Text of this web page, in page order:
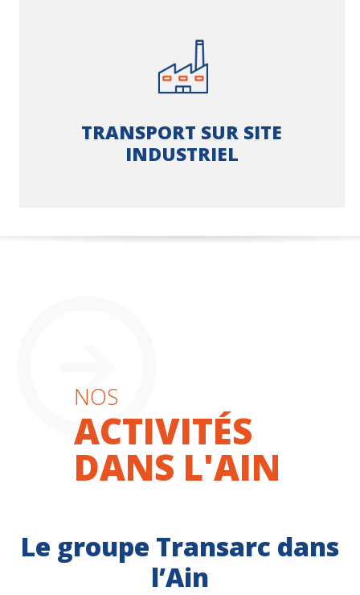
TRANSPORT SUR SITE
INDUSTRIEL
NOS
ACTIVITÉS
DANS L'AIN
Le groupe Transarc dans
l’Ain